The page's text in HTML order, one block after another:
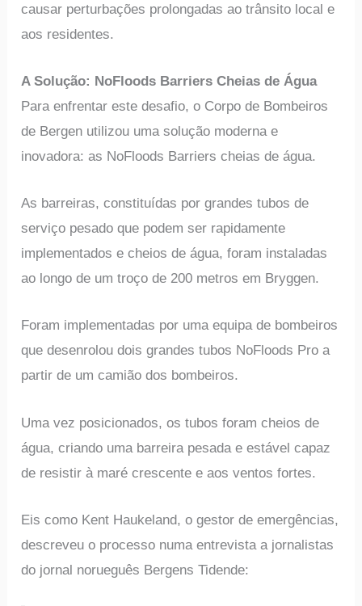
causar perturbações prolongadas ao trânsito local e
aos residentes.
A Solução: NoFloods Barriers Cheias de Água
Para enfrentar este desafio, o Corpo de Bombeiros
de Bergen utilizou uma solução moderna e
inovadora: as NoFloods Barriers cheias de água.
As barreiras, constituídas por grandes tubos de
serviço pesado que podem ser rapidamente
implementados e cheios de água, foram instaladas
ao longo de um troço de 200 metros em Bryggen.
Foram implementadas por uma equipa de bombeiros
que desenrolou dois grandes tubos NoFloods Pro a
partir de um camião dos bombeiros.
Uma vez posicionados, os tubos foram cheios de
água, criando uma barreira pesada e estável capaz
de resistir à maré crescente e aos ventos fortes.
Eis como Kent Haukeland, o gestor de emergências,
descreveu o processo numa entrevista a jornalistas
do jornal norueguês Bergens Tidende: